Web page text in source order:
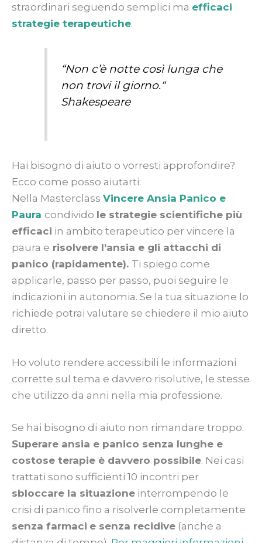
straordinari seguendo semplici ma efficaci
strategie terapeutiche.
“Non c’è notte così lunga che
non trovi il giorno.“
Shakespeare
Hai bisogno di aiuto o vorresti approfondire?
Ecco come posso aiutarti:
Nella Masterclass Vincere Ansia Panico e
Paura condivido le strategie scientifiche più
efficaci in ambito terapeutico per vincere la
paura e risolvere l’ansia e gli attacchi di
panico (rapidamente). Ti spiego come
applicarle, passo per passo, puoi seguire le
indicazioni in autonomia. Se la tua situazione lo
richiede potrai valutare se chiedere il mio aiuto
diretto.
Ho voluto rendere accessibili le informazioni
corrette sul tema e davvero risolutive, le stesse
che utilizzo da anni nella mia professione.
Se hai bisogno di aiuto non rimandare troppo.
Superare ansia e panico senza lunghe e
costose terapie è davvero possibile. Nei casi
trattati sono sufficienti 10 incontri per
sbloccare la situazione interrompendo le
crisi di panico fino a risolverle completamente
senza farmaci e senza recidive (anche a